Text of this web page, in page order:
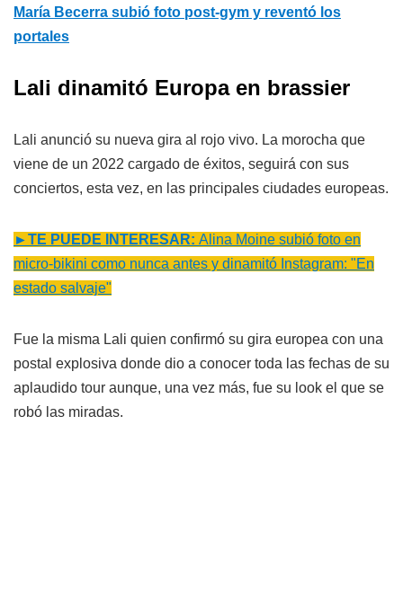
María Becerra subió foto post-gym y reventó los
portales
Lali dinamitó Europa en brassier
Lali anunció su nueva gira al rojo vivo. La morocha que
viene de un 2022 cargado de éxitos, seguirá con sus
conciertos, esta vez, en las principales ciudades europeas.
►TE PUEDE INTERESAR: Alina Moine subió foto en
micro-bikini como nunca antes y dinamitó Instagram: "En
estado salvaje"
Fue la misma Lali quien confirmó su gira europea con una
postal explosiva donde dio a conocer toda las fechas de su
aplaudido tour aunque, una vez más, fue su look el que se
robó las miradas.